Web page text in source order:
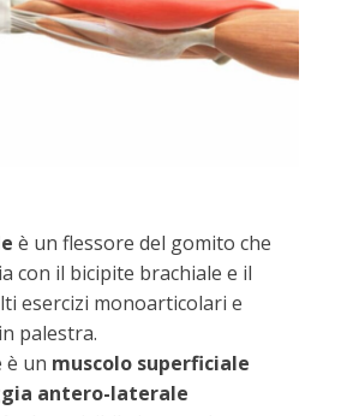
è un flessore del gomito che
con il bicipite brachiale e il
esercizi monoarticolari e
palestra.
è un muscolo superficiale
antero-laterale